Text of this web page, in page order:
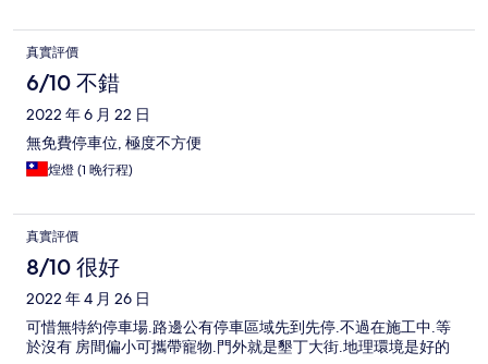
真實評價
6/10 不錯
2022 年 6 月 22 日
無免費停車位, 極度不方便
煌燈 (1 晚行程)
真實評價
8/10 很好
2022 年 4 月 26 日
可惜無特約停車場.路邊公有停車區域先到先停.不過在施工中.等
於沒有 房間偏小可攜帶寵物.門外就是墾丁大街.地理環境是好的